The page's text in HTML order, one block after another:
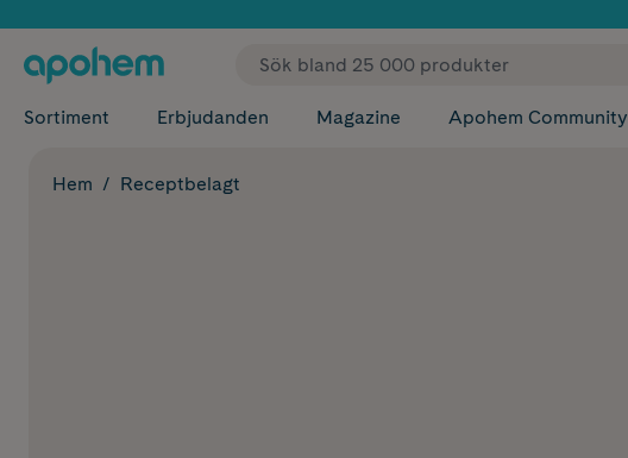
✓ Fri frakt
Sortiment Erbjudanden Magazine Apohem Community
Hem Receptbelagt